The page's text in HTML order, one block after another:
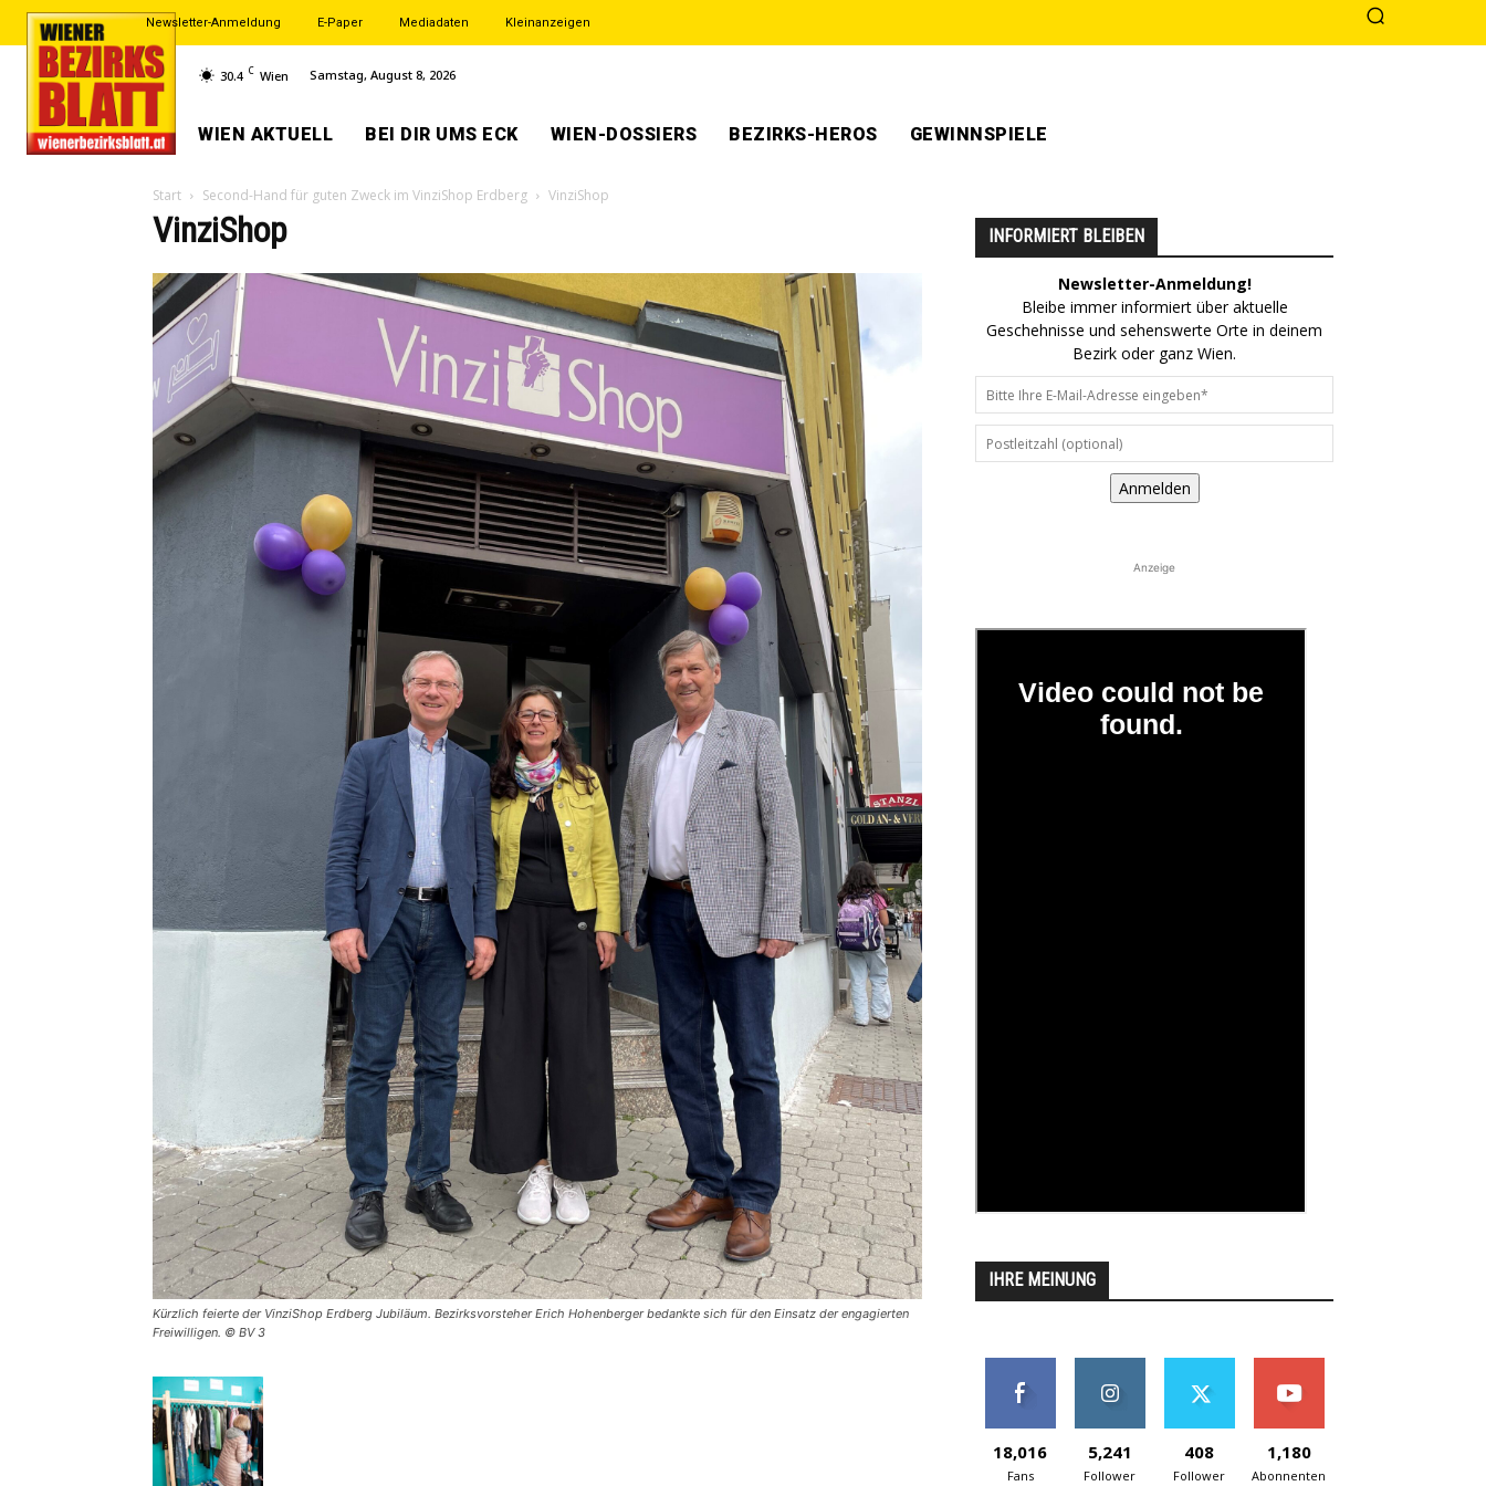
Newsletter-Anmeldung E-Paper Mediadaten Kleinanzeigen
30.4 C Wien Samstag, August 8, 2026
WIEN AKTUELL BEI DIR UMS ECK WIEN-DOSSIERS BEZIRKS-HEROS GEWINNSPIELE
Start Second-Hand für guten Zweck im VinziShop Erdberg VinziShop
VinziShop
Kürzlich feierte der VinziShop Erdberg Jubiläum. Bezirksvorsteher Erich Hohenberger bedankte sich für den Einsatz der engagierten
Freiwilligen. © BV 3
INFORMIERT BLEIBEN
Newsletter-Anmeldung!
Bleibe immer informiert über aktuelle
Geschehnisse und sehenswerte Orte in deinem
Bezirk oder ganz Wien.
Anmelden
Anzeige
IHRE MEINUNG
18,016
Fans
5,241
Follower
408
Follower
1,180
Abonnenten